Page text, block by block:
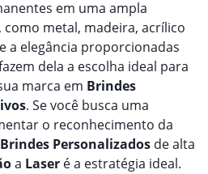
em uma ampla
metal, madeira, acrílico
a elegância proporcionadas
dela a escolha ideal para
marca em Brindes
. Se você busca uma
o reconhecimento da
Brindes Personalizados de alta
a Laser é a estratégia ideal.